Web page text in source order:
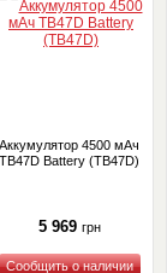
Аккумулятор 4500 мАч
TB47D Battery (TB47D)
5 969 грн